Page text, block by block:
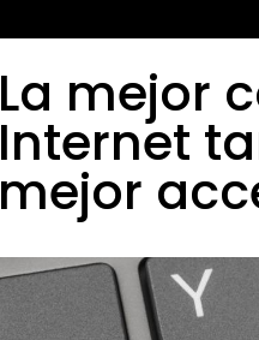
La mejor
Internet
mejor